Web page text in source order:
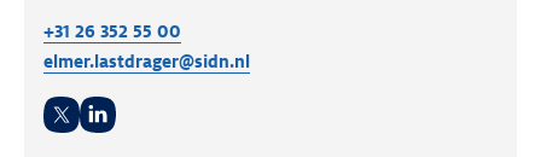
+31 26 352 55 00
elmer.lastdrager@sidn.nl